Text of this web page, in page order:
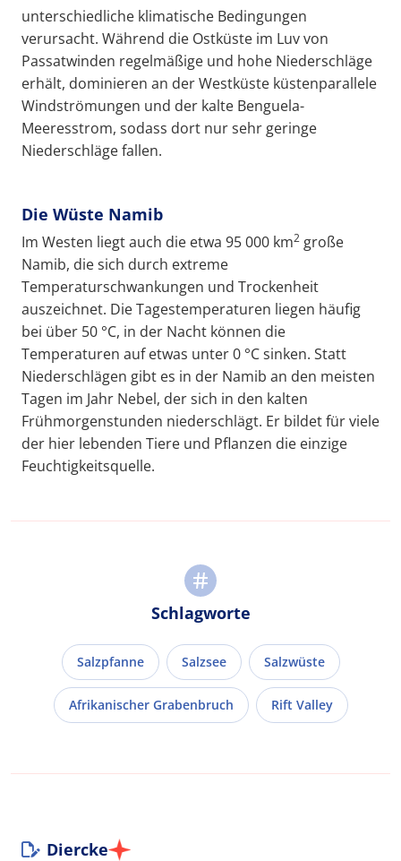
unterschiedliche klimatische Bedingungen
verursacht. Während die Ostküste im Luv von
Passatwinden regelmäßige und hohe Niederschläge
erhält, dominieren an der Westküste küstenparallele
Windströmungen und der kalte Benguela-
Meeresstrom, sodass dort nur sehr geringe
Niederschläge fallen.
Die Wüste Namib
Im Westen liegt auch die etwa 95 000 km2 große
Namib, die sich durch extreme
Temperaturschwankungen und Trockenheit
auszeichnet. Die Tagestemperaturen liegen häufig
bei über 50 °C, in der Nacht können die
Temperaturen auf etwas unter 0 °C sinken. Statt
Niederschlägen gibt es in der Namib an den meisten
Tagen im Jahr Nebel, der sich in den kalten
Frühmorgenstunden niederschlägt. Er bildet für viele
der hier lebenden Tiere und Pflanzen die einzige
Feuchtigkeitsquelle.
Schlagworte
Salzpfanne Salzsee Salzwüste
Afrikanischer Grabenbruch Rift Valley
Diercke